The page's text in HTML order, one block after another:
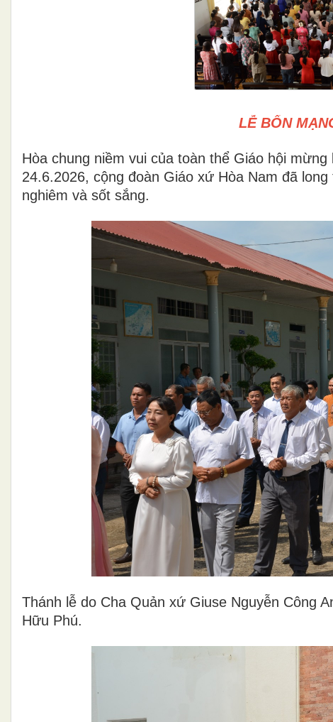
LỄ BỔN
Hòa chung niềm vui của toàn thể Giáo hội
24.6.2026, cộng đoàn Giáo xứ Hòa Nam đã
nghiêm và sốt sắng.
Thánh lễ do Cha Quản xứ Giuse Nguyễn Công
Hữu Phú.